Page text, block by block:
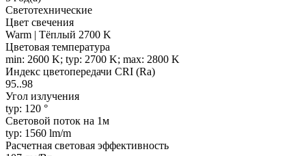
Светотехнические
Цвет свечения
Warm | Тёплый 2700 K
Цветовая температура
min: 2600 K; typ: 2700 K; max: 2800 K
Индекс цветопередачи CRI (Ra)
95..98
Угол излучения
typ: 120 °
Световой поток на 1м
typ: 1560 lm/m
Расчетная световая эффективность